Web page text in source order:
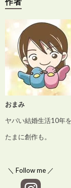
おまみ
ヤバい結婚生活10年
たまに創作も。
＼ Follow me ／